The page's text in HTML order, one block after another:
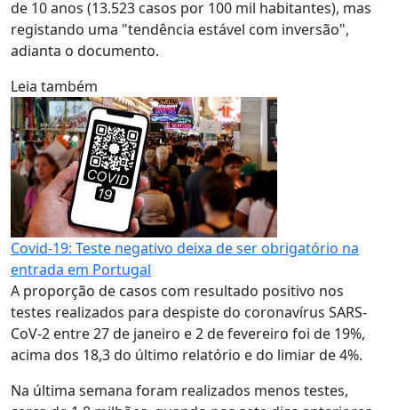
de 10 anos (13.523 casos por 100 mil habitantes), mas
registando uma "tendência estável com inversão",
adianta o documento.
Leia também
Covid-19: Teste negativo deixa de ser obrigatório na
entrada em Portugal
A proporção de casos com resultado positivo nos
testes realizados para despiste do coronavírus SARS-
CoV-2 entre 27 de janeiro e 2 de fevereiro foi de 19%,
acima dos 18,3 do último relatório e do limiar de 4%.
Na última semana foram realizados menos testes,